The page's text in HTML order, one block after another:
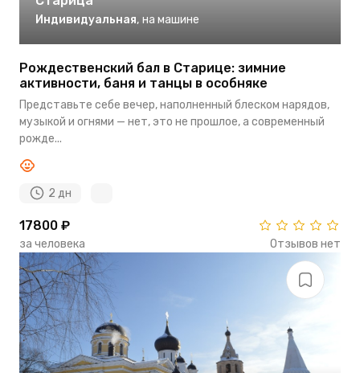
Индивидуальная, на машине
Рождественский бал в Старице: зимние
активности, баня и танцы в особняке
Представьте себе вечер, наполненный блеском нарядов,
музыкой и огнями — нет, это не прошлое, а современный
рожде...
2 дн
17800 ₽
за человека Отзывов нет